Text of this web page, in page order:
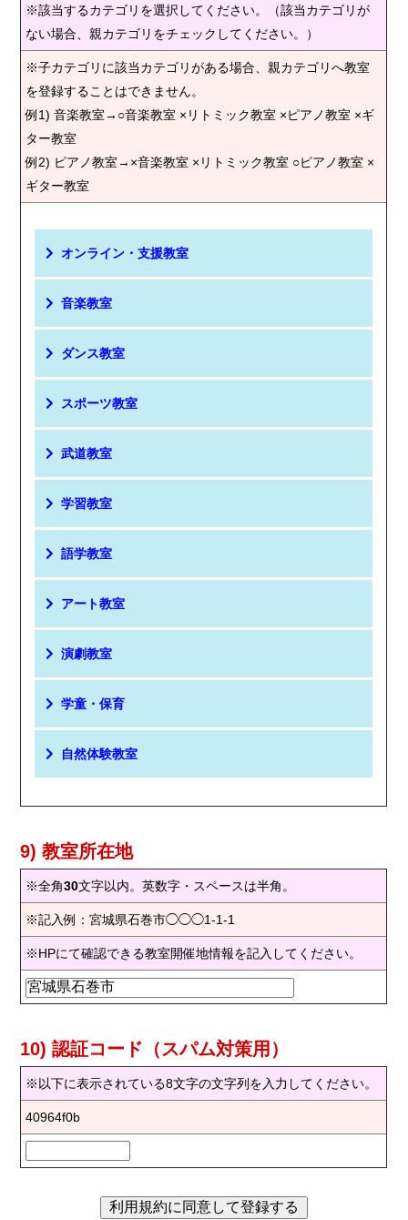
※該当するカテゴリを選択してください。（該当カテゴリが
ない場合、親カテゴリをチェックしてください。）
※子カテゴリに該当カテゴリがある場合、親カテゴリへ教室
を登録することはできません。
例1) 音楽教室→○音楽教室 ×リトミック教室 ×ピアノ教室 ×ギ
ター教室
例2) ピアノ教室→×音楽教室 ×リトミック教室 ○ピアノ教室 ×
ギター教室
オンライン・支援教室
音楽教室
ダンス教室
スポーツ教室
武道教室
学習教室
語学教室
アート教室
演劇教室
学童・保育
自然体験教室
9) 教室所在地
※全角30文字以内。英数字・スペースは半角。
※記入例：宮城県石巻市◯◯◯1-1-1
※HPにて確認できる教室開催地情報を記入してください。
10) 認証コード（スパム対策用）
※以下に表示されている8文字の文字列を入力してください。
40964f0b